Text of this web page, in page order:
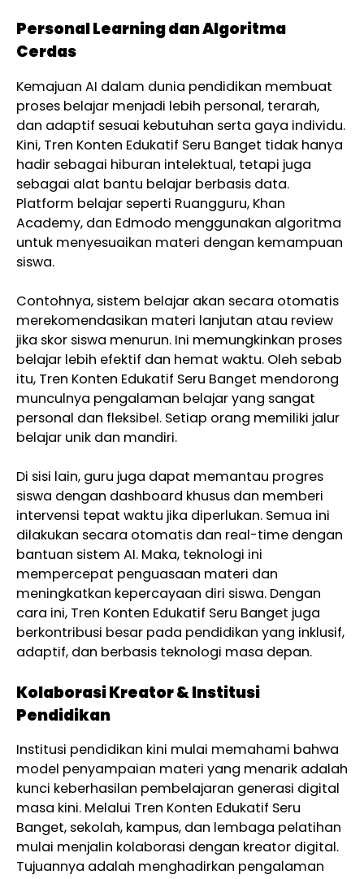
Personal Learning dan Algoritma
Cerdas
Kemajuan AI dalam dunia pendidikan membuat
proses belajar menjadi lebih personal, terarah,
dan adaptif sesuai kebutuhan serta gaya individu.
Kini, Tren Konten Edukatif Seru Banget tidak hanya
hadir sebagai hiburan intelektual, tetapi juga
sebagai alat bantu belajar berbasis data.
Platform belajar seperti Ruangguru, Khan
Academy, dan Edmodo menggunakan algoritma
untuk menyesuaikan materi dengan kemampuan
siswa.
Contohnya, sistem belajar akan secara otomatis
merekomendasikan materi lanjutan atau review
jika skor siswa menurun. Ini memungkinkan proses
belajar lebih efektif dan hemat waktu. Oleh sebab
itu, Tren Konten Edukatif Seru Banget mendorong
munculnya pengalaman belajar yang sangat
personal dan fleksibel. Setiap orang memiliki jalur
belajar unik dan mandiri.
Di sisi lain, guru juga dapat memantau progres
siswa dengan dashboard khusus dan memberi
intervensi tepat waktu jika diperlukan. Semua ini
dilakukan secara otomatis dan real-time dengan
bantuan sistem AI. Maka, teknologi ini
mempercepat penguasaan materi dan
meningkatkan kepercayaan diri siswa. Dengan
cara ini, Tren Konten Edukatif Seru Banget juga
berkontribusi besar pada pendidikan yang inklusif,
adaptif, dan berbasis teknologi masa depan.
Kolaborasi Kreator & Institusi
Pendidikan
Institusi pendidikan kini mulai memahami bahwa
model penyampaian materi yang menarik adalah
kunci keberhasilan pembelajaran generasi digital
masa kini. Melalui Tren Konten Edukatif Seru
Banget, sekolah, kampus, dan lembaga pelatihan
mulai menjalin kolaborasi dengan kreator digital.
Tujuannya adalah menghadirkan pengalaman